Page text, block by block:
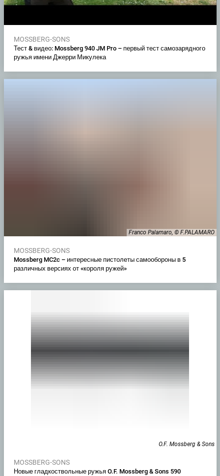
MOSSBERG-SONS
Тест & видео: Mossberg 940 JM Pro – первый тест самозарядного
ружья имени Джерри Микулека
Franco Palamaro, © F.PALAMARO
MOSSBERG-SONS
Mossberg MC2c – интересные пистолеты самообороны в 5
различных версиях от «короля ружей»
O.F. Mossberg & Sons
MOSSBERG-SONS
Новые гладкоствольные ружья O.F. Mossberg & Sons 590